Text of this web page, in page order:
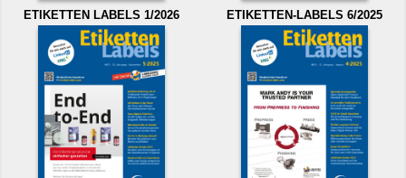
ETIKETTEN LABELS 1/2026 ETIKETTEN-LABELS 6/2025